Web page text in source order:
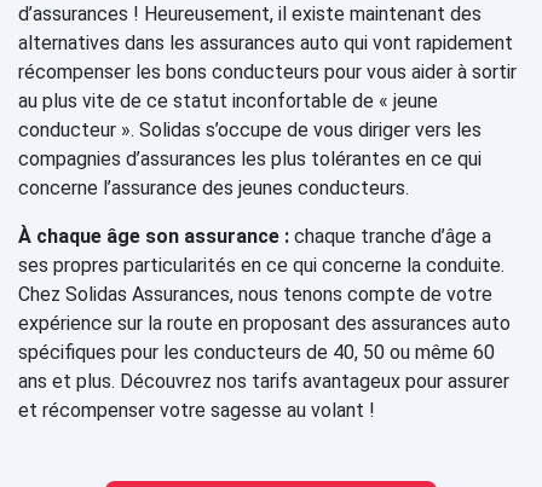
d’assurances ! Heureusement, il existe maintenant des
alternatives dans les assurances auto qui vont rapidement
récompenser les bons conducteurs pour vous aider à sortir
au plus vite de ce statut inconfortable de « jeune
conducteur ». Solidas s’occupe de vous diriger vers les
compagnies d’assurances les plus tolérantes en ce qui
concerne l’assurance des jeunes conducteurs.
À chaque âge son assurance : chaque tranche d’âge a
ses propres particularités en ce qui concerne la conduite.
Chez Solidas Assurances, nous tenons compte de votre
expérience sur la route en proposant des assurances auto
spécifiques pour les conducteurs de 40, 50 ou même 60
ans et plus. Découvrez nos tarifs avantageux pour assurer
et récompenser votre sagesse au volant !